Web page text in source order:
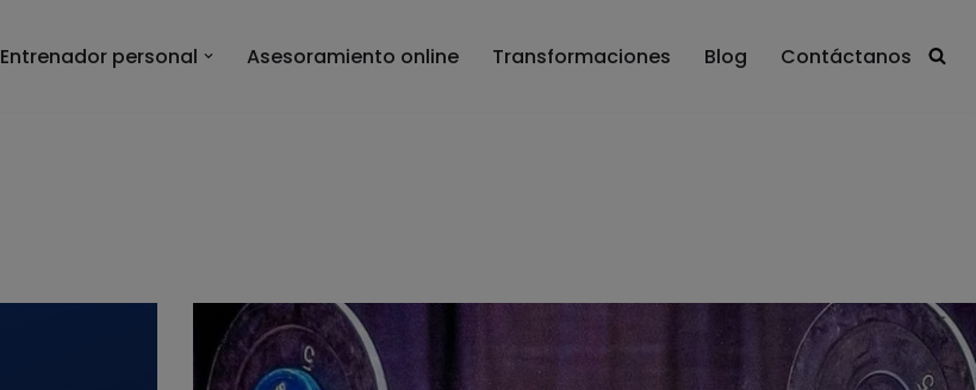
Entrenador personal Asesoramiento online Transformaciones Blog Contáctanos